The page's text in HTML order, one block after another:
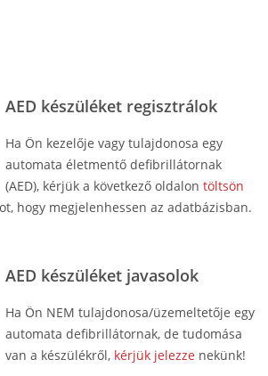
AED készüléket regisztrálok
Ha Ön kezelője vagy tulajdonosa egy
automata életmentő defibrillátornak
(AED), kérjük a következő oldalon töltsön
hogy megjelenhessen az adatbázisban.
AED készüléket javasolok
Ha Ön NEM tulajdonosa/üzemeltetője egy
automata defibrillátornak, de tudomása
van a készülékről, kérjük jelezze nekünk!